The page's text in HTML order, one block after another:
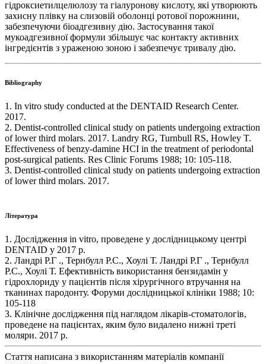
гідроксиетилцелюлозу та гіалуронову кислоту, які утворюють
захисну плівку на слизовій оболонці ротової порожнини,
забезпечуючи біоадгезивну дію. Застосування такої
мукоадгезивної формули збільшує час контакту активних
інгредієнтів з ураженою зоною і забезпечує тривалу дію.
Bibliography
1. In vitro study conducted at the DENTAID Research Center.
2017.
2. Dentist-controlled clinical study on patients undergoing extraction
of lower third molars. 2017. Landry RG, Turnbull RS, Howley T.
Effectiveness of benzy-damine HCI in the treatment of periodontal
post-surgical patients. Res Clinic Forums 1988; 10: 105-118.
3. Dentist-controlled clinical study on patients undergoing extraction
of lower third molars. 2017.
Література
1. Дослідження in vitro, проведене у дослідницькому центрі
DENTAID у 2017 р.
2. Ландрі Р.Г ., Тернбулл Р.С., Хоулі Т. Ландрі Р.Г ., Тернбулл
Р.С., Хоулі Т. Ефективність використання бензидамін у
гідрохлориду у пацієнтів після хірургічного втручання на
тканинах пародонту. Форуми дослідницької клініки 1988; 10:
105-118
3. Клінічне дослідження під наглядом лікарів-стоматологів,
проведене на пацієнтах, яким було видалено нижні треті
моляри. 2017 р.
Стаття написана з використанням матеріалів компанії